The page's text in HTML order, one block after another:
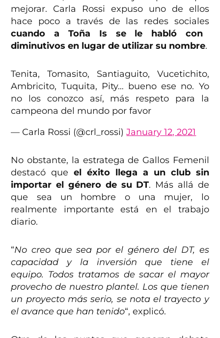
mejorar. Carla Rossi expuso uno de ellos
hace poco a través de las redes sociales
cuando a Toña Is se le habló con
diminutivos en lugar de utilizar su nombre.
Tenita, Tomasito, Santiaguito, Vucetichito,
Ambricito, Tuquita, Pity… bueno ese no. Yo
no los conozco así, más respeto para la
campeona del mundo por favor
— Carla Rossi (@crl_rossi)January 12, 2021
No obstante, la estratega de Gallos Femenil
destacó queel éxito llega a un club sin
importar el género de su DT. Más allá de
que sea un hombre o una mujer, lo
realmente importante está en el trabajo
diario.
“No creo que sea por el género del DT, es
capacidad y la inversión que tiene el
equipo. Todos tratamos de sacar el mayor
provecho de nuestro plantel. Los que tienen
un proyecto más serio, se nota el trayecto y
el avance que han tenido“, explicó.